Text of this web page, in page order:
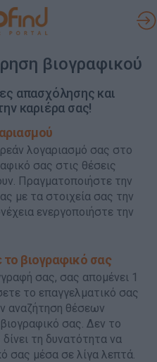
βιογραφικού
απασχόλησης και
καριέρα σας!
λογαριασμό σας στο
σας στις θέσεις
Πραγματοποιήστε την
με τα στοιχεία σας την
ενεργοποιήστε την
βιογραφικό σας
σας, σας απομένει 1
το επαγγελματικό σας
αναζήτηση θέσεων
σας. Δεν το
τη δυνατότητα να
σας μέσα σε λίγα λεπτά.